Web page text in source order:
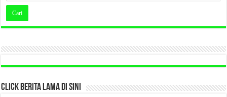
CLICK BERITA LAMA DI SINI